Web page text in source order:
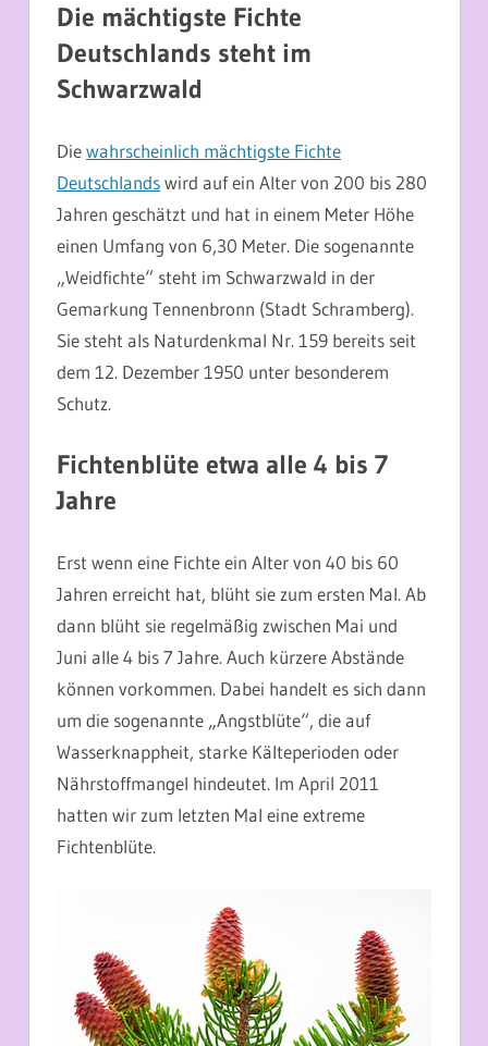
Die mächtigste Fichte
Deutschlands steht im
Schwarzwald
Diewahrscheinlich mächtigste Fichte
Deutschlandswird auf ein Alter von 200 bis 280
Jahren geschätzt und hat in einem Meter Höhe
einen Umfang von 6,30 Meter. Die sogenannte
„Weidfichte“ steht im Schwarzwald in der
Gemarkung Tennenbronn (Stadt Schramberg).
Sie steht als Naturdenkmal Nr. 159 bereits seit
dem 12. Dezember 1950 unter besonderem
Schutz.
Fichtenblüte etwa alle 4 bis 7
Jahre
Erst wenn eine Fichte ein Alter von 40 bis 60
Jahren erreicht hat, blüht sie zum ersten Mal. Ab
dann blüht sie regelmäßig zwischen Mai und
Juni alle 4 bis 7 Jahre. Auch kürzere Abstände
können vorkommen. Dabei handelt es sich dann
um die sogenannte „Angstblüte“, die auf
Wasserknappheit, starke Kälteperioden oder
Nährstoffmangel hindeutet. Im April 2011
hatten wir zum letzten Mal eine extreme
Fichtenblüte.